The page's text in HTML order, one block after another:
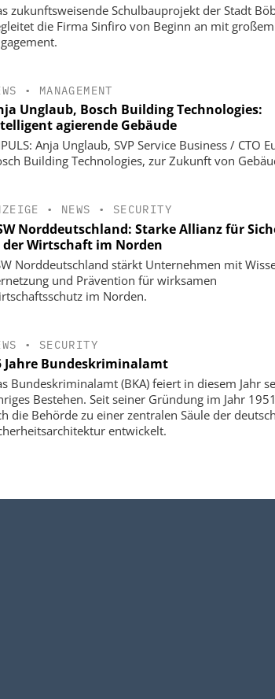
zukunftsweisende Schulbauprojekt der Stadt
die Firma Sinfiro von Beginn an mit großem
• MANAGEMENT
Unglaub, Bosch Building Technologies:
agierende Gebäude
Anja Unglaub, SVP Service Business / CTO
Building Technologies, zur Zukunft von
• NEWS • SECURITY
Norddeutschland: Starke Allianz für
der Wirtschaft im Norden
Norddeutschland stärkt Unternehmen mit
und Prävention für wirksamen
im Norden.
• SECURITY
Jahre Bundeskriminalamt
Bundeskriminalamt (BKA) feiert in diesem Jahr
Bestehen. Seit seiner Gründung im Jahr
die Behörde zu einer zentralen Säule der
entwickelt.